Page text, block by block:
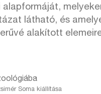
látható, és
alakított
Soma kiállítása